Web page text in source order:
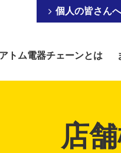
アトム電器チェーンとは
個人の皆さん
店舗